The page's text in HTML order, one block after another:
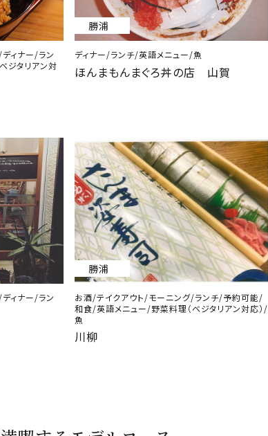
ィナー/ラン
ジタリアン対
勝浦
ディナー/ランチ/英語メニュー/魚
ほんまもんまぐろ丼の店 山賀
ィナー/ラン
勝浦
お酒/テイクアウト/モーニング/ランチ/予約可能/
和食/英語メニュー/野菜料理（ベジタリアン対応）/
魚
川柳